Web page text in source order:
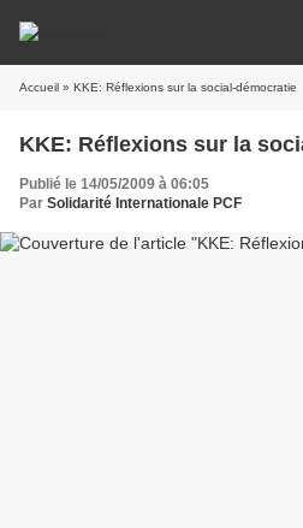
Accueil » KKE: Réflexions sur la social-démocratie
KKE: Réflexions sur la
Publié le 14/05/2009 à 06:05
Par Solidarité Internationale PCF